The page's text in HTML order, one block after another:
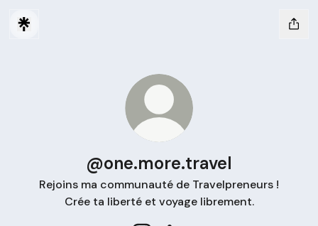
@one.more.travel
Rejoins ma communauté de Travelpreneurs !
Crée ta liberté et voyage librement.